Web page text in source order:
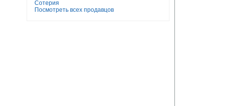
Сотерия
Посмотреть всех продавцов